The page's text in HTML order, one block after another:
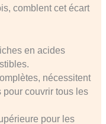
comblent cet écart
en acides
nécessitent
pour couvrir tous les
pour les